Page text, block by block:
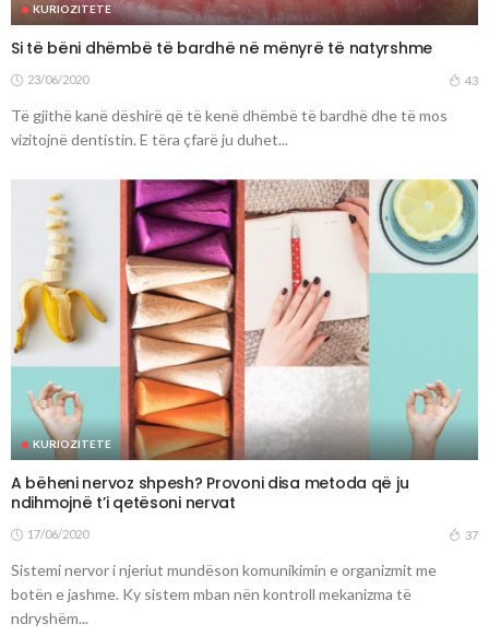
KURIOZITETE
Si të bëni dhëmbë të bardhë në mënyrë të natyrshme
23/06/2020 43
Të gjithë kanë dëshirë që të kenë dhëmbë të bardhë dhe të mos
vizitojnë dentistin. E tëra çfarë ju duhet...
KURIOZITETE
A bëheni nervoz shpesh? Provoni disa metoda që ju
ndihmojnë t’i qetësoni nervat
17/06/2020 37
Sistemi nervor i njeriut mundëson komunikimin e organizmit me
botën e jashme. Ky sistem mban nën kontroll mekanizma të
ndryshëm...